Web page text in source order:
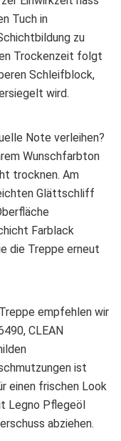
Tuch in
zu
Trockenzeit folgt
Schleifblock,
wird.
Note verleihen?
Wunschfarbton
trocknen. Am
Glättschliff
Farblack
die Treppe erneut
empfehlen wir
CLEAN
ist
einen frischen Look
Legno Pflegeöl
abziehen.